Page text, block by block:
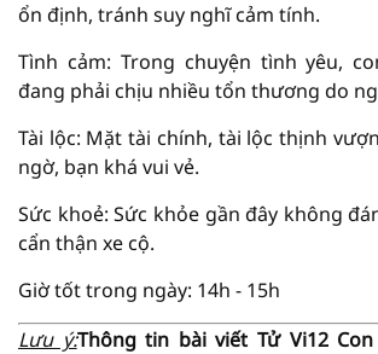
ổn định, tránh suy nghĩ cảm tính.
Tình cảm: Trong chuyện tình yêu,
đang phải chịu nhiều tổn thương do
Tài lộc: Mặt tài chính, tài lộc thịnh
ngờ, bạn khá vui vẻ.
Sức khoẻ: Sức khỏe gần đây không
cẩn thận xe cộ.
Giờ tốt trong ngày: 14h - 15h
Lưu ý:Thông tin bài viếtTử Vi12